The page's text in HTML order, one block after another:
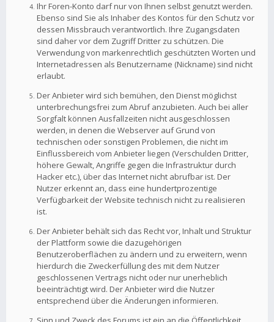
Ihr Foren-Konto darf nur von Ihnen selbst genutzt werden.
Ebenso sind Sie als Inhaber des Kontos für den Schutz vor
dessen Missbrauch verantwortlich. Ihre Zugangsdaten
sind daher vor dem Zugriff Dritter zu schützen. Die
Verwendung von markenrechtlich geschützten Worten und
Internetadressen als Benutzername (Nickname) sind nicht
erlaubt.
Der Anbieter wird sich bemühen, den Dienst möglichst
unterbrechungsfrei zum Abruf anzubieten. Auch bei aller
Sorgfalt können Ausfallzeiten nicht ausgeschlossen
werden, in denen die Webserver auf Grund von
technischen oder sonstigen Problemen, die nicht im
Einflussbereich vom Anbieter liegen (Verschulden Dritter,
höhere Gewalt, Angriffe gegen die Infrastruktur durch
Hacker etc.), über das Internet nicht abrufbar ist. Der
Nutzer erkennt an, dass eine hundertprozentige
Verfügbarkeit der Website technisch nicht zu realisieren
ist.
Der Anbieter behält sich das Recht vor, Inhalt und Struktur
der Plattform sowie die dazugehörigen
Benutzeroberflächen zu ändern und zu erweitern, wenn
hierdurch die Zweckerfüllung des mit dem Nutzer
geschlossenen Vertrags nicht oder nur unerheblich
beeinträchtigt wird. Der Anbieter wird die Nutzer
entsprechend über die Änderungen informieren.